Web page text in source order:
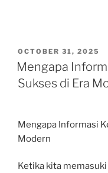
POSTED
ON
OCTOBER 31, 2025
Mengapa
Sukses di Era
Mengapa Informasi
Modern
Ketika kita